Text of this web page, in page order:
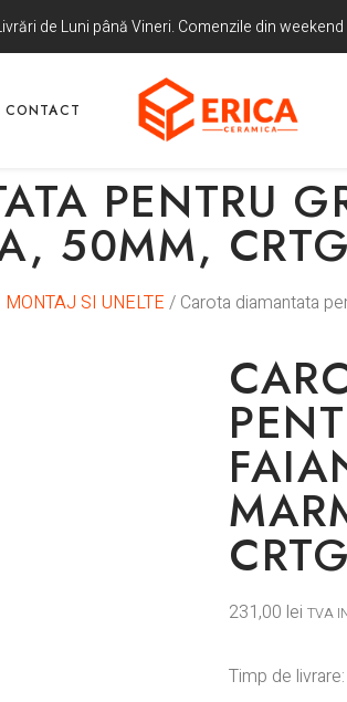
de Luni până Vineri. Comenzile din
CONTACT
PENTRU
50MM,
MONTAJ SI UNELTE / Carota diamantata
231,00 lei TVA
Timp de